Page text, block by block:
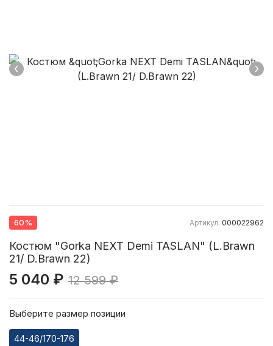
60% Артикул: 000022962
Костюм "Gorka NEXT Demi TASLAN" (L.Brawn
21/ D.Brawn 22)
5 040 ₽ 12 599 ₽
Выберите размер позиции
44-46/170-176